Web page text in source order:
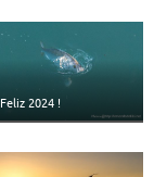
Feliz 2024 !